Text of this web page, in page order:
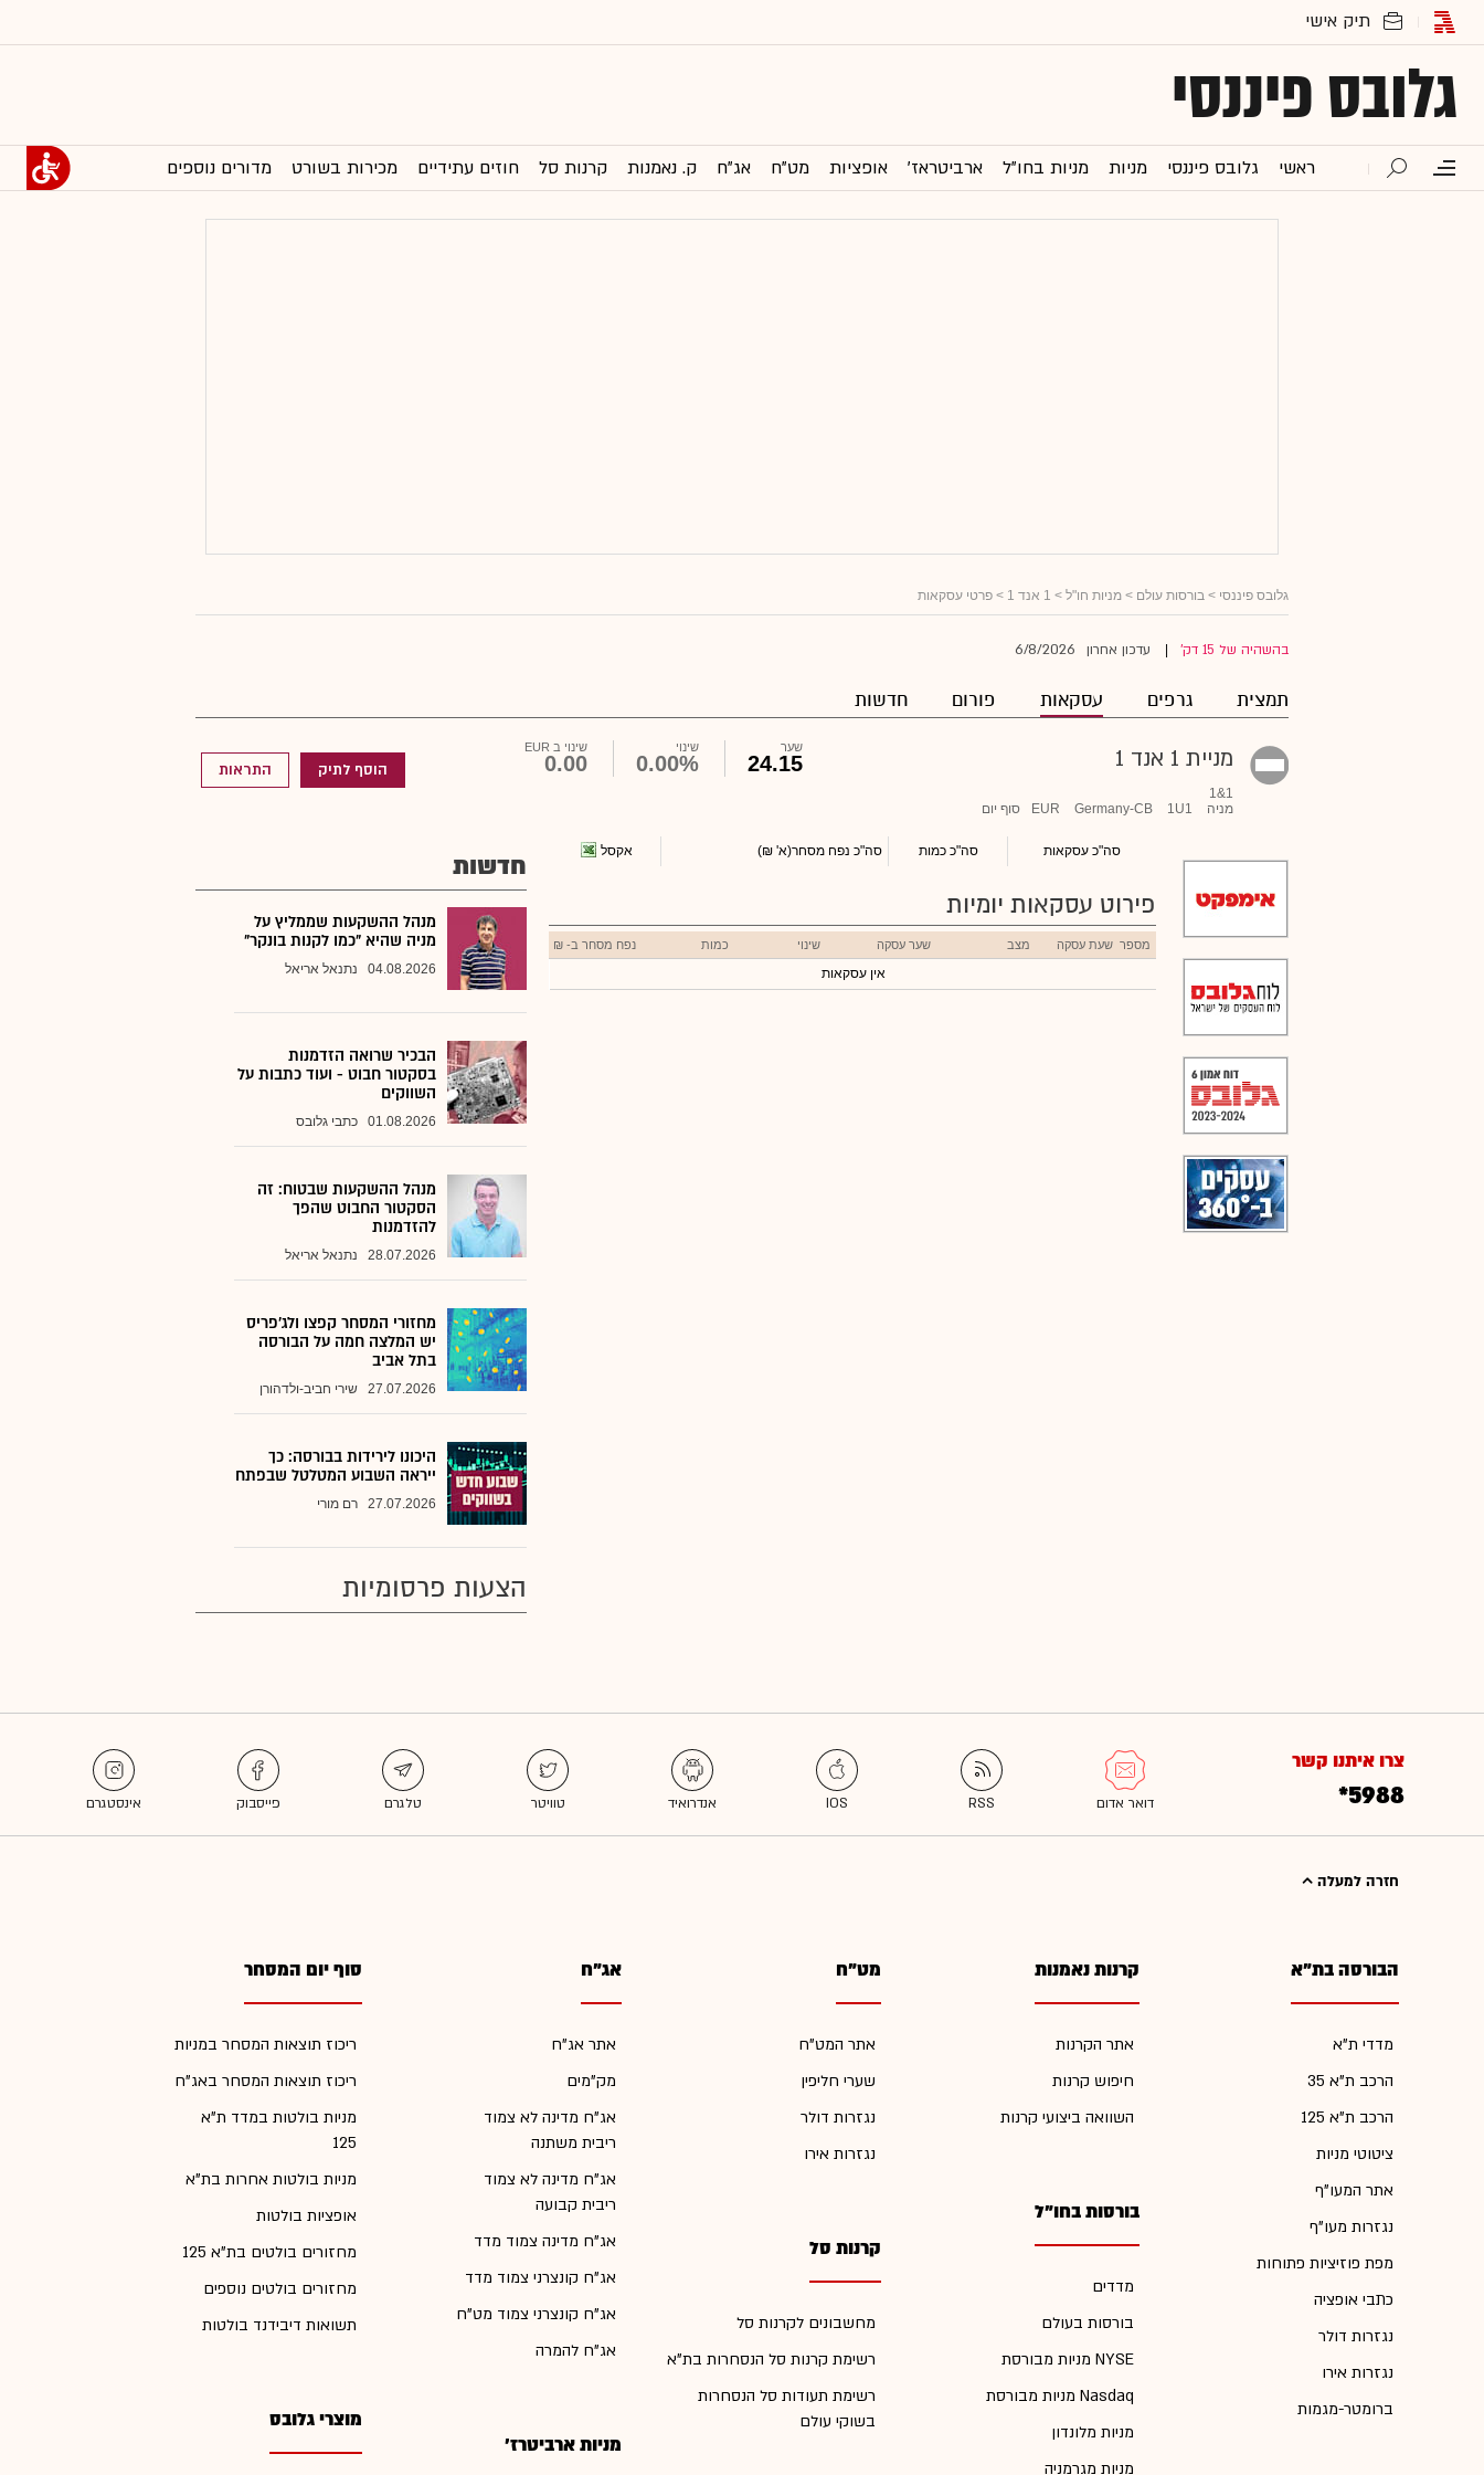
גלובס פיננסי
ראשי גלובס פיננסי מניות מניות בחו"ל ארביטראז' אופציות מט"ח אג"ח ק. נאמנות קרנות סל חוזים עתידיים מכירות בשורט מדורים נוספים
גלובס פיננסי > בורסות עולם > מניות חו"ל > 1 אנד 1 > פרטי עסקאות
בהשהיה של 15 דק' עדכון אחרון 6/8/2026
תמצית גרפים עסקאות פורום חדשות
מניית 1 אנד 1
1&1
מניה
1U1
Germany-CB
EUR סוף יום
שער
24.15
שינוי
0.00%
שינוי ב EUR
0.00 הוסף לתיק התראות
סה"כ עסקאות סה"כ כמות סה"כ נפח מסחר(א' ₪) אקסל
פירוט עסקאות יומיות
מספר שעת עסקה מצב שער עסקה שינוי כמות נפח מסחר ב- ₪
אין עסקאות
חדשות
מנהל ההשקעות שממליץ על
מניה שהיא "כמו לקנות בונקר"
04.08.2026 נתנאל אריאל
הבכיר שרואה הזדמנות
בסקטור חבוט - ועוד כתבות על
השווקים
01.08.2026 כתבי גלובס
מנהל ההשקעות שבטוח: זה
הסקטור החבוט שהפך
להזדמנות
28.07.2026 נתנאל אריאל
מחזורי המסחר קפצו ולג'פריס
יש המלצה חמה על הבורסה
בתל אביב
27.07.2026 שירי חביב-ולדהורן
היכונו לירידות בבורסה: כך
ייראה השבוע המטלטל שבפתח
27.07.2026 רם מורי
הצעות פרסומיות
צרו איתנו קשר
*5988
חזרה למעלה
הבורסה בת"א
מדדי ת"א
הרכב ת"א 35
הרכב ת"א 125
ציטוטי מניות
אתר המעו"ף
נגזרות מעו"ף
מפת פוזיציות פתוחות
כתבי אופציה
נגזרות דולר
נגזרות אירו
ברומטר-מגמות
קרנות נאמנות
אתר הקרנות
חיפוש קרנות
השוואה ביצועי קרנות
בורסות בחו"ל
מדדים
בורסות בעולם
מניות מבורסת NYSE
מניות מבורסת Nasdaq
מניות מלונדון
מניות מגרמניה
מט"ח
אתר המט"ח
שערי חליפין
נגזרות דולר
נגזרות אירו
קרנות סל
מחשבונים לקרנות סל
רשימת קרנות סל הנסחרות בת"א
רשימת תעודות סל הנסחרות
בשוקי עולם
אג"ח
אתר אג"ח
מק"מים
אג"ח מדינה לא צמוד
ריבית משתנה
אג"ח מדינה לא צמוד
ריבית קבועה
אג"ח מדינה צמוד מדד
אג"ח קונצרני צמוד מדד
אג"ח קונצרני צמוד מט"ח
אג"ח להמרה
מניות ארביטרז'
סוף יום המסחר
ריכוז תוצאות המסחר במניות
ריכוז תוצאות המסחר באג"ח
מניות בולטות במדד ת"א
125
מניות בולטות אחרות בת"א
אופציות בולטות
מחזורים בולטים בת"א 125
מחזורים בולטים נוספים
תשואות דיבידנד בולטות
מוצרי גלובס